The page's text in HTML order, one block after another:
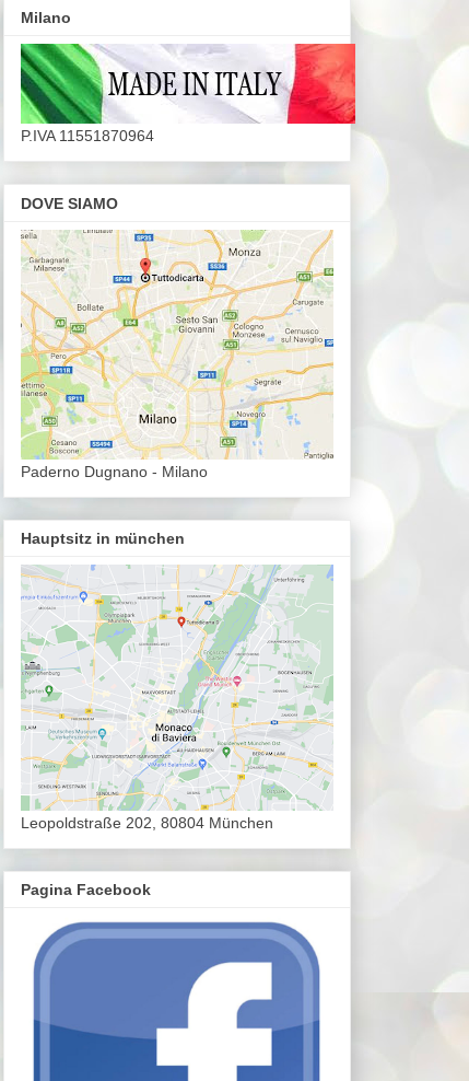
Milano
P.IVA 11551870964
DOVE SIAMO
Paderno Dugnano - Milano
Hauptsitz in münchen
Leopoldstraße 202, 80804 München
Pagina Facebook